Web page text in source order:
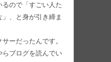
ので「すごい人た
、と身が引き締ま
ーだったんです。
らブログを読んでい